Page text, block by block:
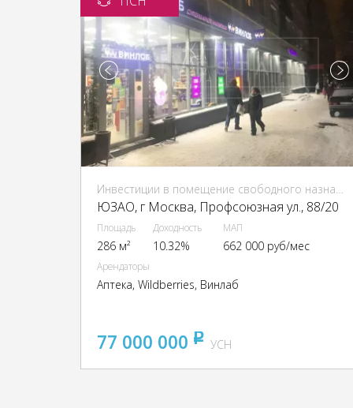
Инвестиции в помещение свободного назначения (ПСН)
ЮЗАО, г Москва, Профсоюзная ул., 88/20
Площадь
286 м²
Доходность
10.32%
МАП
662 000 руб/мес
Арендаторы
Аптека, Wildberries, Винлаб
77 000 000 pуб
УСН